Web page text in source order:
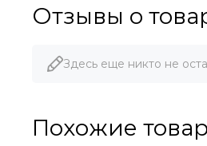
Отзывы о
Здесь еще никто не
Похожие